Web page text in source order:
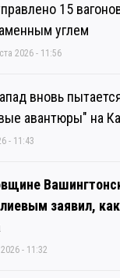
15
углем
2026 - 11:56
вновь
авантюры" на
- 11:43
заявил,
- 11:32